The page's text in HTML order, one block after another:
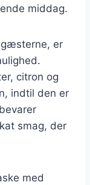
middag.
gæsterne, er
citron og
indtil den er
smag, der
med